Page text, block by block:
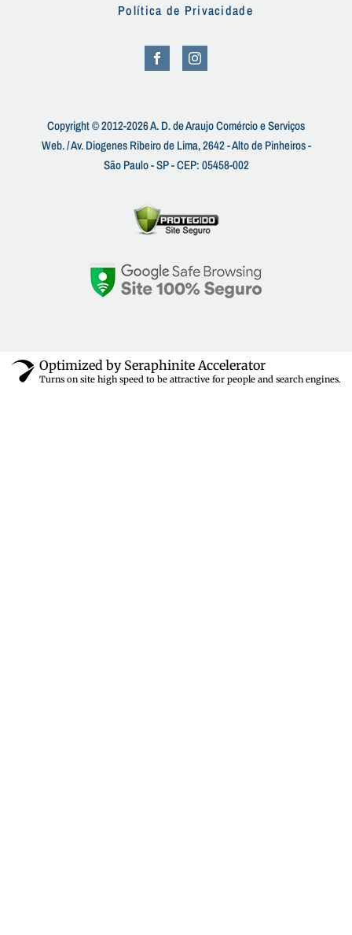
Política de Privacidade
Copyright © 2012-2026 A. D. de Araujo Comércio e Serviços
Web. / Av. Diogenes Ribeiro de Lima, 2642 - Alto de Pinheiros -
São Paulo - SP - CEP: 05458-002
Optimized by Seraphinite Accelerator
Turns on site high speed to be attractive for people and search engines.